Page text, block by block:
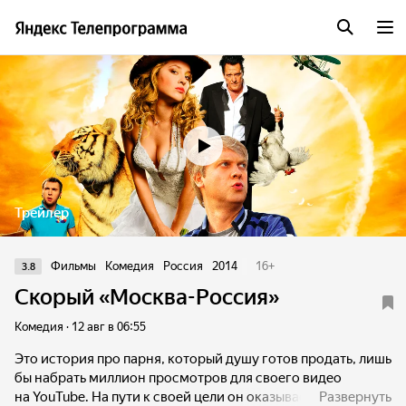
Трейлер
3.8 Фильмы Комедия Россия 2014 16+
Скорый «Москва-Россия»
Комедия · 12 авг в 06:55
Это история про парня, который душу готов продать, лишь
бы набрать миллион просмотров для своего видео
на YouTube. На пути к своей цели он оказывается в скором
Развернуть